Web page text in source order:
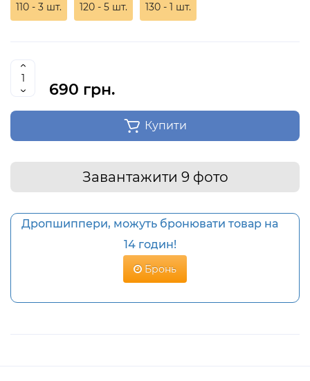
110 - 3 шт. 120 - 5 шт. 130 - 1 шт.
690 грн.
Купити
Завантажити 9 фото
Дропшиппери, можуть бронювати товар на
14 годин!
Бронь